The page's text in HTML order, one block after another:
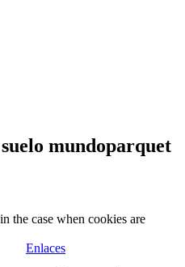
mundoparquet
the case when cookies are
Enlaces